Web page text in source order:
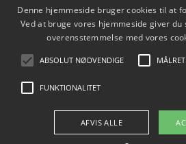
DTU Aqua - Institut for Akvatiske
Vejlsøvej 39
8600 Silkeborg
ffi@aqua.dtu.dk
FØLG OS PÅ
Denne hjemmeside bruger cookies til at
Ved at bruge vores hjemmeside giver
overensstemmelse med vores
ABSOLUT NØDVENDIGE
FUNKTIONALITET
AFVIS ALLE